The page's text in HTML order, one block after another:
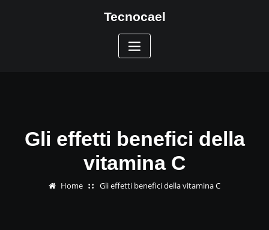
Tecnocael
Gli effetti benefici della
vitamina C
Home Gli effetti benefici della vitamina C